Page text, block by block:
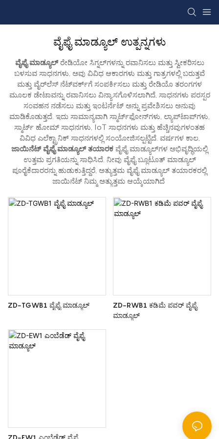
ವೈಫೈ ಮಾಡ್ಯೂಲ್ ಉತ್ಪನ್ನಗಳು
ವೈಫೈ ಮಾಡ್ಯೂಲ್ರೇಡಿಯೋ ಸಿಗ್ನಲ್‌ಗಳನ್ನು ರವಾನಿಸಲು ಮತ್ತು ಸ್ವೀಕರಿಸಲು
ಬಳಸುವ ಸಾಧನಗಳು, ಅವು ವಿವಿಧ ಆಕಾರಗಳು ಮತ್ತು ಗಾತ್ರಗಳಲ್ಲಿ ಬರುತ್ತವೆ
ಮತ್ತು ವೈರ್‌ಲೆಸ್ ನೆಟ್‌ವರ್ಕ್‌ಗೆ ಸಂಪರ್ಕಿಸಲು ಮತ್ತು ರೇಡಿಯೊ ತರಂಗಗಳ
ಮೂಲಕ ಡೇಟಾವನ್ನು ರವಾನಿಸಲು ವಿನ್ಯಾಸಗೊಳಿಸಲಾಗಿದೆ, ಸಾಧನಗಳು ಪರಸ್ಪರ
ಸಂವಹನ ನಡೆಸಲು ಮತ್ತು ಇಂಟರ್ನೆಟ್ ಅನ್ನು ಪ್ರವೇಶಿಸಲು ಅನುವು
ಮಾಡಿಕೊಡುತ್ತದೆ. ಇದು ಸಾಮಾನ್ಯವಾಗಿ ಸ್ಮಾರ್ಟ್‌ಫೋನ್‌ಗಳು, ಲ್ಯಾಪ್‌ಟಾಪ್‌ಗಳು,
ಸ್ಮಾರ್ಟ್ ಹೋಮ್ ಸಾಧನಗಳು, IoT ಸಾಧನಗಳು ಮತ್ತು ಹೆಚ್ಚಿನವುಗಳಂತಹ
ವಿವಿಧ ಎಲೆಕ್ಟ್ರಾನಿಕ್ ಸಾಧನಗಳಲ್ಲಿ ಸಂಯೋಜಿಸಲ್ಪಟ್ಟಿದೆ. ವರ್ಷಗಳ ಕಾಲ,
ಜಾಯಿನೆಟ್ ವೈಫೈ ಮಾಡ್ಯೂಲ್ ತಯಾರಕ ವೈಫೈ ಮಾಡ್ಯೂಲ್‌ಗಳ ಅಭಿವೃದ್ಧಿಯಲ್ಲಿ
ಉತ್ತಮ ಪ್ರಗತಿಯನ್ನು ಸಾಧಿಸಿದೆ. ನೀವು ವೈಫೈ ಬ್ಲೂಟೂತ್ ಮಾಡ್ಯೂಲ್
ಪೂರೈಕೆದಾರರನ್ನು ಹುಡುಕುತ್ತಿದ್ದರೆ, ಅತ್ಯುತ್ತಮ ವೈಫೈ ಮಾಡ್ಯೂಲ್ ತಯಾರಕರಲ್ಲಿ
ಜಾಯಿನೆಟ್ ನಿಮ್ಮ ಅತ್ಯುತ್ತಮ ಆಯ್ಕೆಯಾಗಿದೆ
ZD-TGWB1 ವೈಫೈ ಮಾಡ್ಯೂಲ್
ZD-RWB1 ಕಡಿಮೆ ಪವರ್ ವೈಫೈ
ಮಾಡ್ಯೂಲ್